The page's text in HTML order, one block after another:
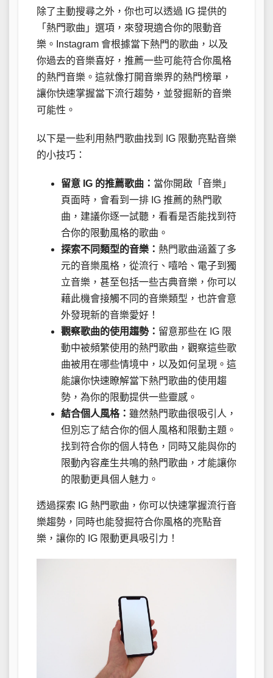
除了主動搜尋之外，你也可以透過 IG 提供的
「熱門歌曲」選項，來發現適合你的限動音
樂。Instagram 會根據當下熱門的歌曲，以及
你過去的音樂喜好，推薦一些可能符合你風格
的熱門音樂。這就像打開音樂界的熱門榜單，
讓你快速掌握當下流行趨勢，並發掘新的音樂
可能性。
以下是一些利用熱門歌曲找到 IG 限動亮點音樂
的小技巧：
留意 IG 的推薦歌曲： 當你開啟「音樂」
頁面時，會看到一排 IG 推薦的熱門歌
曲，建議你逐一試聽，看看是否能找到符
合你的限動風格的歌曲。
探索不同類型的音樂： 熱門歌曲涵蓋了多
元的音樂風格，從流行、嘻哈、電子到獨
立音樂，甚至包括一些古典音樂，你可以
藉此機會接觸不同的音樂類型，也許會意
外發現新的音樂愛好！
觀察歌曲的使用趨勢： 留意那些在 IG 限
動中被頻繁使用的熱門歌曲，觀察這些歌
曲被用在哪些情境中，以及如何呈現。這
能讓你快速瞭解當下熱門歌曲的使用趨
勢，為你的限動提供一些靈感。
結合個人風格： 雖然熱門歌曲很吸引人，
但別忘了結合你的個人風格和限動主題。
找到符合你的個人特色，同時又能與你的
限動內容產生共鳴的熱門歌曲，才能讓你
的限動更具個人魅力。
透過探索 IG 熱門歌曲，你可以快速掌握流行音
樂趨勢，同時也能發掘符合你風格的亮點音
樂，讓你的 IG 限動更具吸引力！